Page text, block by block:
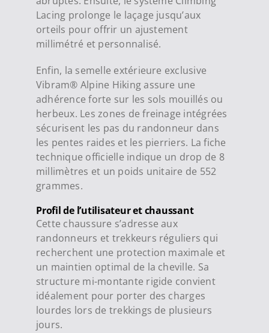
Lacing prolonge le laçage jusqu’aux
orteils pour offrir un ajustement
millimétré et personnalisé.
Enfin, la semelle extérieure exclusive
Vibram® Alpine Hiking assure une
adhérence forte sur les sols mouillés ou
herbeux. Les zones de freinage intégrées
sécurisent les pas du randonneur dans
les pentes raides et les pierriers. La fiche
technique officielle indique un drop de 8
millimètres et un poids unitaire de 552
grammes.
Profil de l’utilisateur et chaussant
Cette chaussure s’adresse aux
randonneurs et trekkeurs réguliers qui
recherchent une protection maximale et
un maintien optimal de la cheville. Sa
structure mi-montante rigide convient
idéalement pour porter des charges
lourdes lors de trekkings de plusieurs
jours.